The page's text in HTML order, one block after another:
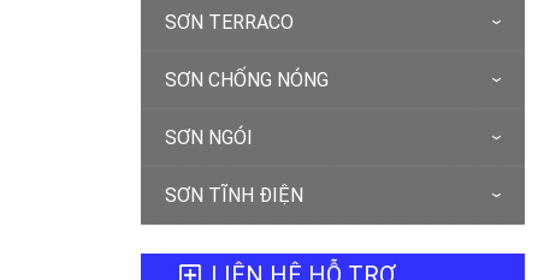
SƠN TERRACO
SƠN CHỐNG NÓNG
SƠN NGÓI
SƠN TĨNH ĐIỆN